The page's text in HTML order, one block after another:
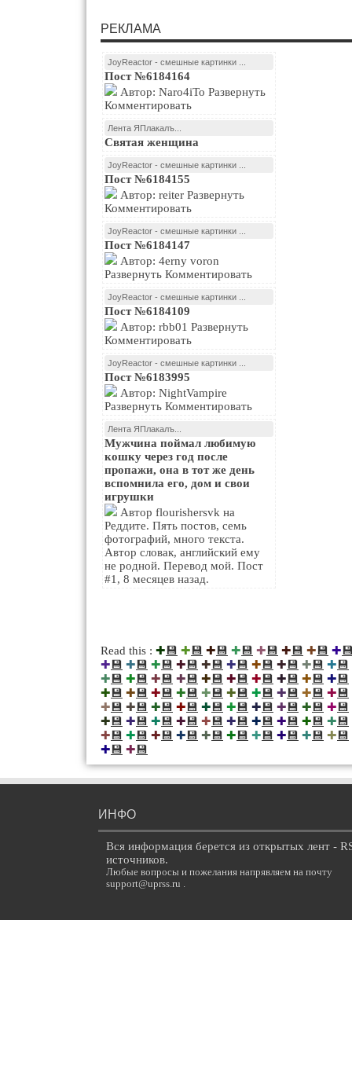
РЕКЛАМА
JoyReactor - смешные картинки ...
Пост №6184164
Комментировать
Лента ЯПлакалъ...
Святая женщина
JoyReactor - смешные картинки ...
Пост №6184155
Комментировать
JoyReactor - смешные картинки ...
Пост №6184147
Развернуть Комментировать
JoyReactor - смешные картинки ...
Пост №6184109
Комментировать
JoyReactor - смешные картинки ...
Пост №6183995
Развернуть Комментировать
Лента ЯПлакалъ...
Мужчина поймал любимую
кошку через год после
пропажи, она в тот же день
вспомнила его, дом и свои
игрушки
Реддите. Пять постов, семь
фотографий, много текста.
Автор словак, английский ему
не родной. Перевод мой. Пост
#1, 8 месяцев назад.
Read this : ✚💾 ✚💾 ✚💾 ✚💾 ✚💾 ✚💾 ✚💾 ✚
✚💾 ✚💾 ✚💾 ✚💾 ✚💾 ✚💾 ✚💾 ✚💾 ✚💾 ✚💾
✚💾 ✚💾 ✚💾 ✚💾 ✚💾 ✚💾 ✚💾 ✚💾 ✚💾 ✚💾
✚💾 ✚💾 ✚💾 ✚💾 ✚💾 ✚💾 ✚💾 ✚💾 ✚💾 ✚💾
✚💾 ✚💾 ✚💾 ✚💾 ✚💾 ✚💾 ✚💾 ✚💾 ✚💾 ✚💾
✚💾 ✚💾 ✚💾 ✚💾 ✚💾 ✚💾 ✚💾 ✚💾 ✚💾 ✚💾
✚💾 ✚💾 ✚💾 ✚💾 ✚💾 ✚💾 ✚💾 ✚💾 ✚💾 ✚💾
✚💾 ✚💾
ИНФО
Вся информация берется из открытых лент -
источников.
Любые вопросы и пожелания напрявляем на почту
support@uprss.ru .